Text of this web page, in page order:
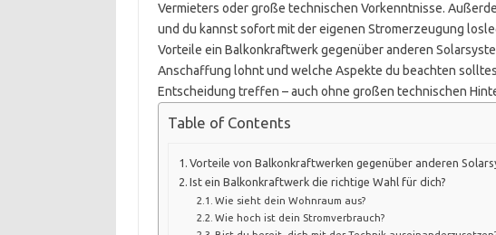
Vermieters oder große technischen Vorkenntnisse.
und du kannst sofort mit der eigenen Stromerzeugung
Vorteile ein Balkonkraftwerk gegenüber anderen
Anschaffung lohnt und welche Aspekte du beachten
Entscheidung treffen – auch ohne großen technischen
Table of Contents
Vorteile von Balkonkraftwerken gegenüber anderen
Ist ein Balkonkraftwerk die richtige Wahl für dich?
Wie sieht dein Wohnraum aus?
Wie hoch ist dein Stromverbrauch?